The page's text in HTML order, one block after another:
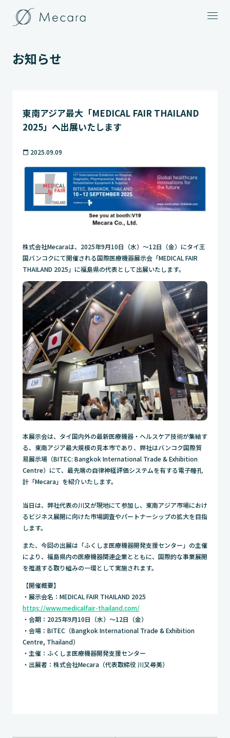
お知らせ
東南アジア最大「MEDICAL FAIR THAILAND
2025」へ出展いたします
calendar_today 2025.09.09
株式会社Mecaraは、2025年9月10日（水）～12日（金）にタイ王
国バンコクにて開催される国際医療機器展示会「MEDICAL FAIR
THAILAND 2025」に福島県の代表として出展いたします。
本展示会は、タイ国内外の最新医療機器・ヘルスケア技術が集結す
る、東南アジア最大規模の見本市であり、弊社はバンコク国際貿
易展示場（BITEC: Bangkok International Trade & Exhibition
Centre）にて、最先端の自律神経評価システムを有する電子瞳孔
計「Mecara」を紹介いたします。
当日は、弊社代表の川又が現地にて参加し、東南アジア市場におけ
るビジネス展開に向けた市場調査やパートナーシップの拡大を目指
します。
また、今回の出展は「ふくしま医療機器開発支援センター」の主催
により、福島県内の医療機器関連企業とともに、国際的な事業展開
を推進する取り組みの一環として実施されます。
【開催概要】
・展示会名：MEDICAL FAIR THAILAND 2025
https://www.medicalfair-thailand.com/
・会期：2025年9月10日（水）～12日（金）
・会場：BITEC（Bangkok International Trade & Exhibition
Centre, Thailand）
・主催：ふくしま医療機器開発支援センター
・出展者：株式会社Mecara（代表取締役 川又尋美）